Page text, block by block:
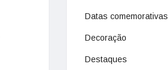
Datas comemorativas
Decoração
Destaques